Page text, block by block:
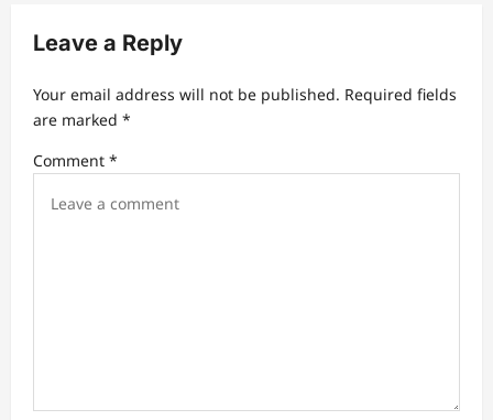
g
a
t
i
Leave a Reply
Your email address will not be published. Required fields
are marked *
Comment *